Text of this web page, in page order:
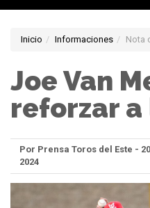
Inicio Informaciones Nota
Joe Van
reforzar a
Por Prensa Toros del Este -
2024